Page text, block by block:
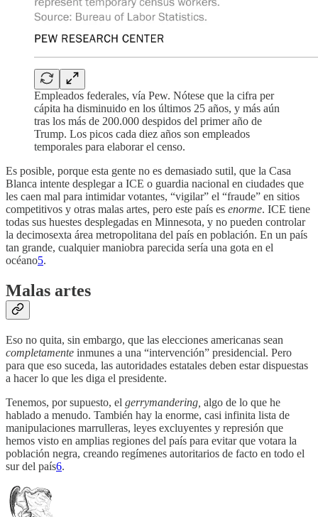
Empleados federales, vía Pew. Nótese que la cifra per
cápita ha disminuido en los últimos 25 años, y más aún
tras los más de 200.000 despidos del primer año de
Trump. Los picos cada diez años son empleados
temporales para elaborar el censo.
Es posible, porque esta gente no es demasiado sutil, que la Casa
Blanca intente desplegar a ICE o guardia nacional en ciudades que
les caen mal para intimidar votantes, “vigilar” el “fraude” en sitios
competitivos y otras malas artes, pero este país es enorme. ICE tiene
todas sus huestes desplegadas en Minnesota, y no pueden controlar
la decimosexta área metropolitana del país en población. En un país
tan grande, cualquier maniobra parecida sería una gota en el
océano5.
Malas artes
Eso no quita, sin embargo, que las elecciones americanas sean
completamente inmunes a una “intervención” presidencial. Pero
para que eso suceda, las autoridades estatales deben estar dispuestas
a hacer lo que les diga el presidente.
Tenemos, por supuesto, el gerrymandering, algo de lo que he
hablado a menudo. También hay la enorme, casi infinita lista de
manipulaciones marrulleras, leyes excluyentes y represión que
hemos visto en amplias regiones del país para evitar que votara la
población negra, creando regímenes autoritarios de facto en todo el
sur del país6.